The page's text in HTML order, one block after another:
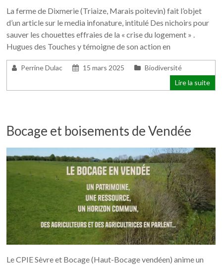
La ferme de Dixmerie (Triaize, Marais poitevin) fait l’objet
d’un article sur le media infonature, intitulé Des nichoirs pour
sauver les chouettes effraies de la « crise du logement » .
Hugues des Touches y témoigne de son action en
Perrine Dulac 15 mars 2025
Biodiversité
Lire la suite
Bocage et boisements de Vendée
Le CPIE Sèvre et Bocage (Haut-Bocage vendéen) anime un